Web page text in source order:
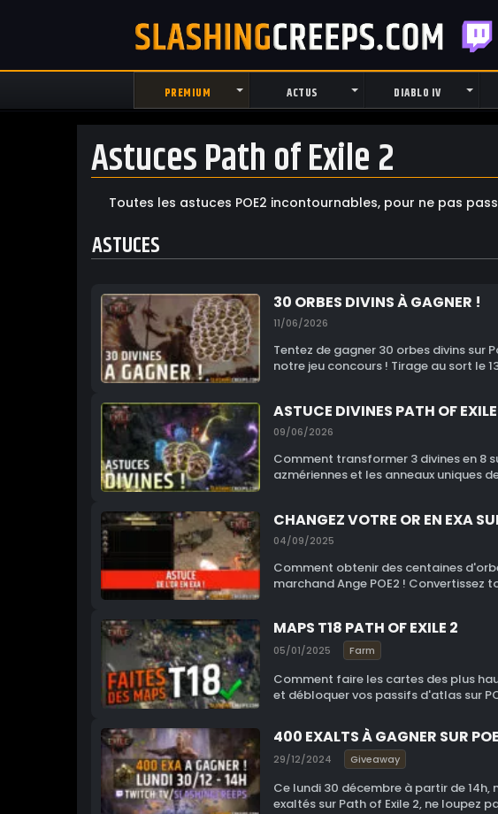
PREMIUM ACTUS DIABLO IV
Astuces Path of Exile 2
Toutes les astuces POE2 incontournables, pour ne pas
ASTUCES
30 ORBES DIVINS À GAGNER !
11/06/2026
Tentez de gagner 30 orbes divins sur
notre jeu concours ! Tirage au sort le
ASTUCE DIVINES PATH OF
09/06/2026
Comment transformer 3 divines en 8
azmériennes et les anneaux uniques
CHANGEZ VOTRE OR EN EXA
04/09/2025
Comment obtenir des centaines
marchand Ange POE2 ! Convertissez
MAPS T18 PATH OF EXILE 2
05/01/2025 Farm
Comment faire les cartes des plus
et débloquer vos passifs d'atlas sur
400 EXALTS À GAGNER SUR
29/12/2024 Giveaway
Ce lundi 30 décembre à partir de
exaltés sur Path of Exile 2, ne loupez